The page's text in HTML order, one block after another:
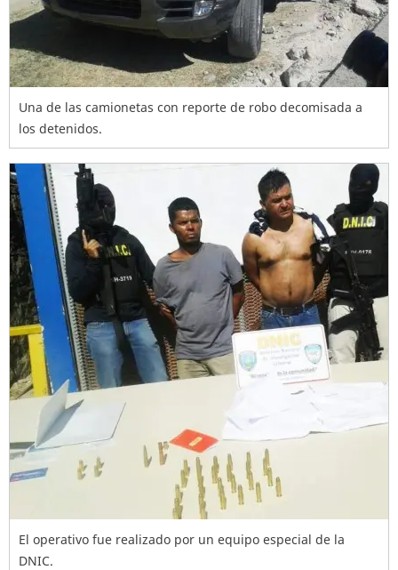
Una de las camionetas con reporte de robo decomisada a
los detenidos.
El operativo fue realizado por un equipo especial de la
DNIC.